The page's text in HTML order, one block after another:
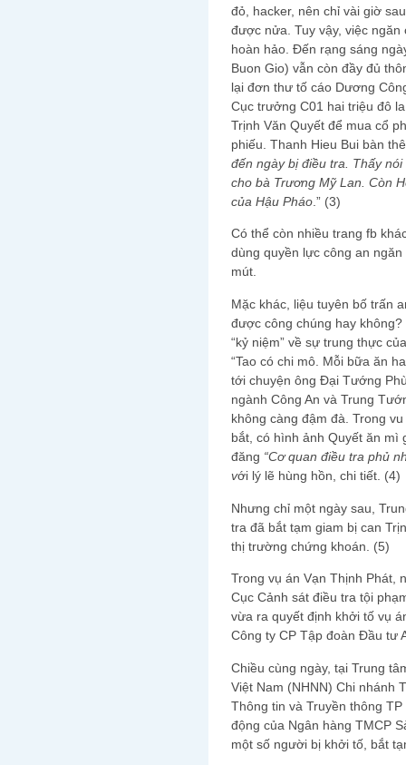
đỏ, hacker, nên chỉ vài giờ
được nửa. Tuy vậy, việc
hoàn hảo. Đến rạng sáng
Buon Gio) vẫn còn đầy đủ
lại đơn thư tố cáo Dương
Cục trưởng C01 hai triệu đô
Trịnh Văn Quyết để mua cổ
phiếu. Thanh Hieu Bui bàn
đến ngày bị điều tra. Thấy
cho bà Trương Mỹ Lan. Còn
của Hậu Pháo .” (3)
Có thể còn nhiều trang fb
dùng quyền lực công an
mút.
Mặc khác, liệu tuyên bố trấn
được công chúng hay
“kỷ niệm” về sự trung thực
“Tao có chi mô. Mỗi bữa ăn
tới chuyện ông Đại Tướng
ngành Công An và Trung
không càng đậm đà. Trong
bắt, có hình ảnh Quyết ăn mì
đăng “Cơ quan điều tra phủ
với lý lẽ hùng hồn, chi tiết. (4)
Nhưng chỉ một ngày sau,
tra đã bắt tạm giam bị can
thị trường chứng khoán. (5)
Trong vụ án Vạn Thịnh Phát,
Cục Cảnh sát điều tra tội
vừa ra quyết định khởi tố vụ
Công ty CP Tập đoàn Đầu tư
Chiều cùng ngày, tại Trung
Việt Nam (NHNN) Chi nhánh
Thông tin và Truyền thông
động của Ngân hàng TMCP
một số người bị khởi tố, bắt